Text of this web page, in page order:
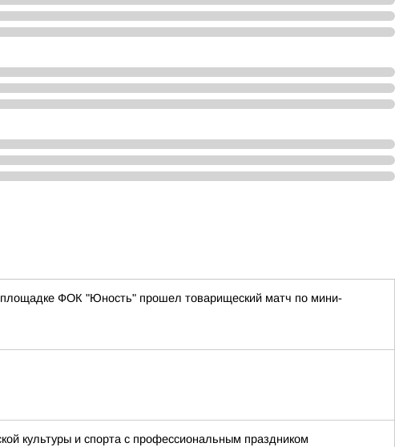
площадке ФОК "Юность" прошел товарищеский матч по мини-
культуры и спорта с профессиональным праздником